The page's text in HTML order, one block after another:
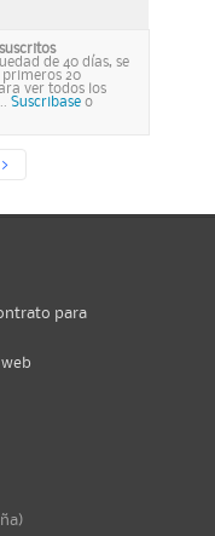
de 40 días, se
primeros 20
ver todos los
Suscribase o
>
para